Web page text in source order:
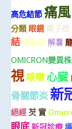
高危結節 痛風
分類 眼鏡 電子煙
結 頸動脈 解暑
OMICRON變異株
視咳嗽心臟
骨關節炎新
絕經 芡 實